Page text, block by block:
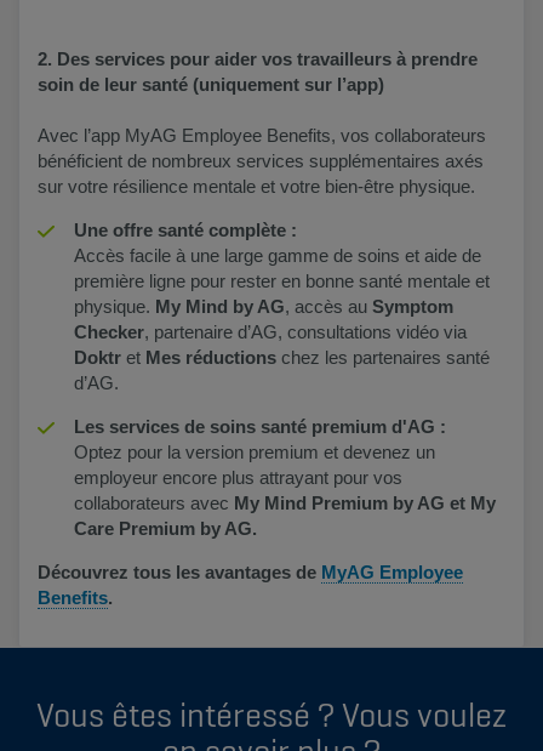
2. Des services pour aider vos travailleurs à prendre
soin de leur santé (uniquement sur l’app)
Avec l’app MyAG Employee Benefits, vos collaborateurs
bénéficient de nombreux services supplémentaires axés
sur votre résilience mentale et votre bien-être physique.
Une offre santé complète :
Accès facile à une large gamme de soins et aide de
première ligne pour rester en bonne santé mentale et
physique. My Mind by AG, accès au Symptom
Checker, partenaire d’AG, consultations vidéo via
Doktr et Mes réductions chez les partenaires santé
d’AG.
Les services de soins santé premium d'AG :
Optez pour la version premium et devenez un
employeur encore plus attrayant pour vos
collaborateurs avec My Mind Premium by AG et My
Care Premium by AG​.
Découvrez tous les avantages de MyAG Employee
Benefits​.
Vous êtes intéressé ? Vous voulez